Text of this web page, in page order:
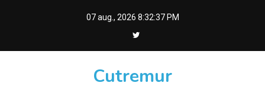
07 aug., 2026 8:32:38 PM
Cutremur